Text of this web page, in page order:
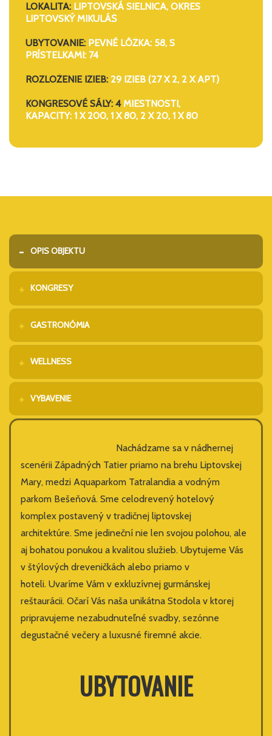
LOKALITA: LIPTOVSKÁ SIELNICA, OKRES
LIPTOVSKÝ MIKULÁŠ
UBYTOVANIE: PEVNÉ LÔŽKA: 58, S
PRÍSTELKAMI: 74
ROZLOŽENIE IZIEB: 29 IZIEB (27 X 2, 2 X APT)
KONGRESOVÉ SÁLY: 4MIESTNOSTI,
KAPACITY: 1 X 200, 1 X 80, 2 X 20, 1 X 80
OPIS OBJEKTU
KONGRESY
GASTRONÓMIA
WELLNESS
VYBAVENIE
Nachádzame sa v nádhernej
scenérii Západných Tatier priamo na brehu Liptovskej
Mary, medzi Aquaparkom Tatralandia a vodným
parkom Bešeňová. Sme celodrevený hotelový
komplex postavený v tradičnej liptovskej
architektúre. Sme jedineční nie len svojou polohou, ale
aj bohatou ponukou a kvalitou služieb. Ubytujeme Vás
v štýlových dreveničkách alebo priamo v
hoteli. Uvaríme Vám v exkluzívnej gurmánskej
reštaurácii. Očarí Vás naša unikátna Stodola v ktorej
pripravujeme nezabudnuteľné svadby, sezónne
degustačné večery a luxusné firemné akcie.
UBYTOVANIE